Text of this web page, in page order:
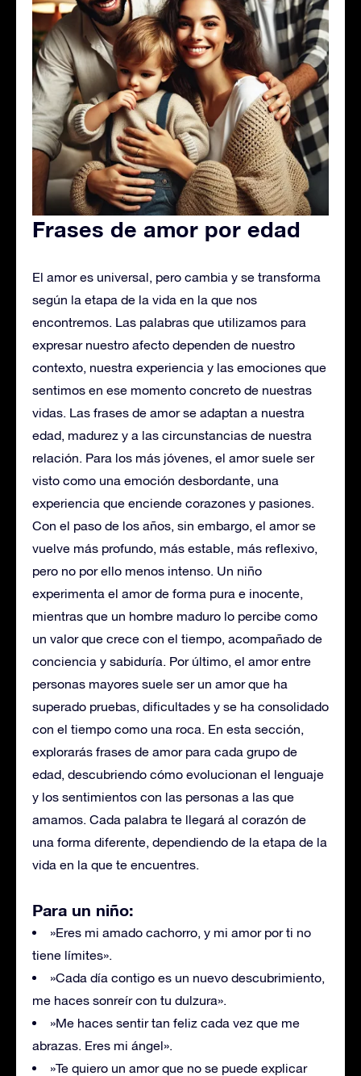
Frases de amor por edad
El amor es universal, pero cambia y se transforma
según la etapa de la vida en la que nos
encontremos. Las palabras que utilizamos para
expresar nuestro afecto dependen de nuestro
contexto, nuestra experiencia y las emociones que
sentimos en ese momento concreto de nuestras
vidas. Las frases de amor se adaptan a nuestra
edad, madurez y a las circunstancias de nuestra
relación. Para los más jóvenes, el amor suele ser
visto como una emoción desbordante, una
experiencia que enciende corazones y pasiones.
Con el paso de los años, sin embargo, el amor se
vuelve más profundo, más estable, más reflexivo,
pero no por ello menos intenso. Un niño
experimenta el amor de forma pura e inocente,
mientras que un hombre maduro lo percibe como
un valor que crece con el tiempo, acompañado de
conciencia y sabiduría. Por último, el amor entre
personas mayores suele ser un amor que ha
superado pruebas, dificultades y se ha consolidado
con el tiempo como una roca. En esta sección,
explorarás frases de amor para cada grupo de
edad, descubriendo cómo evolucionan el lenguaje
y los sentimientos con las personas a las que
amamos. Cada palabra te llegará al corazón de
una forma diferente, dependiendo de la etapa de la
vida en la que te encuentres.
Para un niño:
»Eres mi amado cachorro, y mi amor por ti no
tiene límites».
»Cada día contigo es un nuevo descubrimiento,
me haces sonreír con tu dulzura».
»Me haces sentir tan feliz cada vez que me
abrazas. Eres mi ángel».
»Te quiero un amor que no se puede explicar